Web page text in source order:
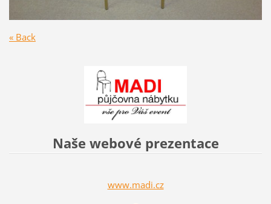
« Back
Naše webové prezentace
www.madi.cz